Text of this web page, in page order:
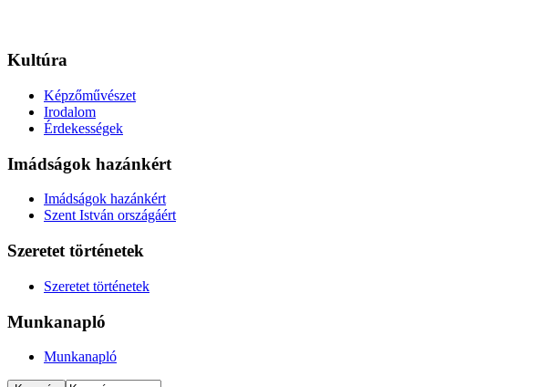
Kultúra
Képzőművészet
Irodalom
Érdekességek
Imádságok hazánkért
Imádságok hazánkért
Szent István országáért
Szeretet történetek
Szeretet történetek
Munkanapló
Munkanapló